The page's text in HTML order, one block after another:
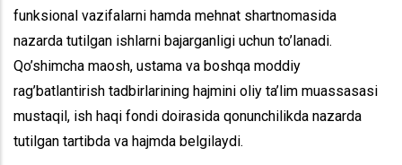
funksional vazifalarni hamda mehnat shartnomasida
nazarda tutilgan ishlarni bajarganligi uchun to’lanadi.
Qo’shimcha maosh, ustama va boshqa moddiy
rag’batlantirish tadbirlarining hajmini oliy ta’lim muassasasi
mustaqil, ish haqi fondi doirasida qonunchilikda nazarda
tutilgan tartibda va hajmda belgilaydi.